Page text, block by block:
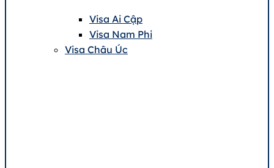
Visa Ai Cập
Visa Nam Phi
Visa Châu Úc